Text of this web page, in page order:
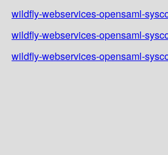
wildfly-webservices-opensaml-
wildfly-webservices-opensaml-
wildfly-webservices-opensaml-